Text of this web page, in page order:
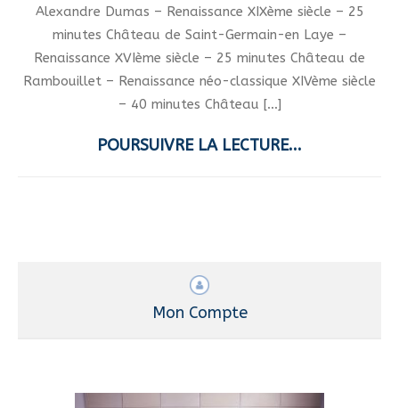
Alexandre Dumas – Renaissance XIXème siècle – 25
minutes Château de Saint-Germain-en Laye –
Renaissance XVIème siècle – 25 minutes Château de
Rambouillet – Renaissance néo-classique XIVème siècle
– 40 minutes Château […]
POURSUIVRE LA LECTURE...
Mon Compte